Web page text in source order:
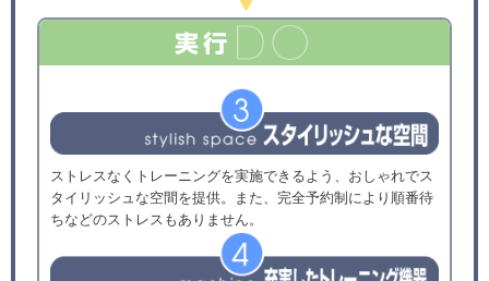
ストレスなくトレーニングを実施できるよう、おしゃれでス
タイリッシュな空間を提供。また、完全予約制により順番待
ちなどのストレスもありません。